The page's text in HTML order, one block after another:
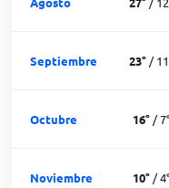
Septiembre 23° /11
Octubre 16°/7°
Noviembre 10°/4°